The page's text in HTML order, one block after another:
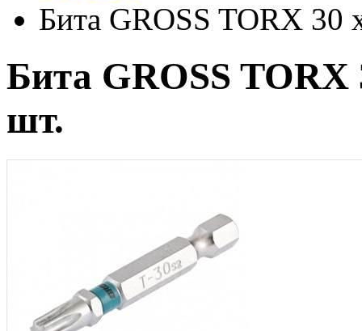
Бита GROSS TORX 30
Бита GROSS TORX
шт.